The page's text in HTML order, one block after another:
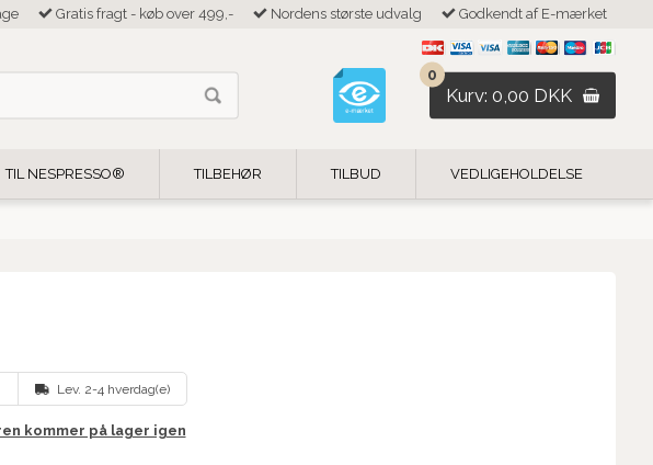
Gratis fragt - køb over 499,- Nordens største udvalg Godkendt af E-mærket
0
Kurv: 0,00 DKK
TIL NESPRESSO® TILBEHØR TILBUD VEDLIGEHOLDELSE
Lev. 2-4 hverdag(e)
kommer på lager igen